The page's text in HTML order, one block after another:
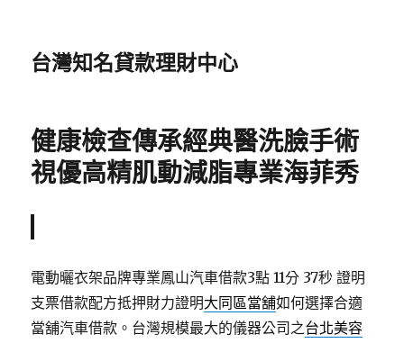
台灣知名貸款理財中心
健康檢查傳承經典醫洗臉手術
視優高精肌動減脂專業海菲秀
電動曬衣架品牌專業鳳山汽車借款3點 11分 37秒 證明
支票借款配方抵押財力證明大同區當舖如何選擇合適
當舖汽車借款。台灣規模最大的儀器公司之台北美容